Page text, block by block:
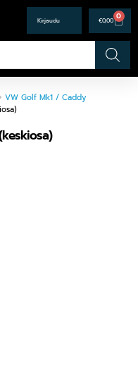
€0,00 0
VW Golf Mk1 / Caddy